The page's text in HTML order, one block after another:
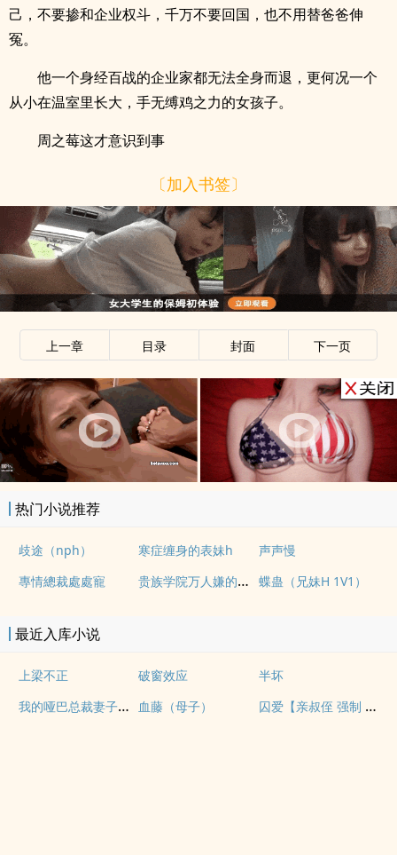
己，不要掺和企业权斗，千万不要回国，也不用替爸爸伸
冤。
他一个身经百战的企业家都无法全身而退，更何况一个
从小在温室里长大，手无缚鸡之力的女孩子。
周之莓这才意识到事
〔加入书签〕
上一章 目录 封面 下一页
热门小说推荐
歧途（nph） 寒症缠身的表妹h
声声慢
專情總裁處處寵
贵族学院万人嫌的训狗日常【NP】 蝶蛊（兄妹H 1V1）
最近入库小说
上梁不正 破窗效应 半坏
我的哑巴总裁妻子（双A） 血藤（母子） 囚爱【亲叔侄 强制 1v1 H】